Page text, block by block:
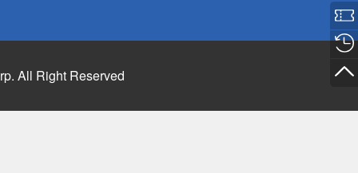
All Right Reserved